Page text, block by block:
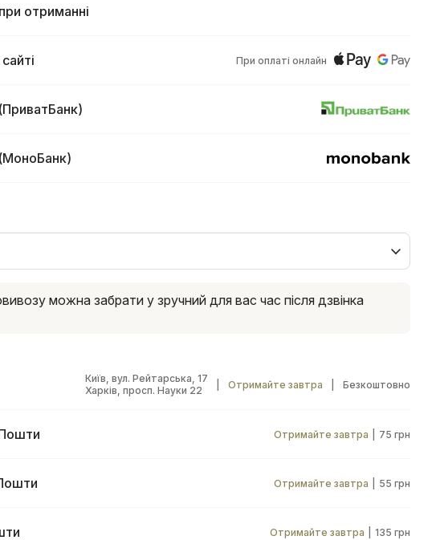
отриманні
При оплаті онлайн
можна забрати у зручний для вас час після дзвінка
Київ, вул. Рейтарська, 17
Харків, просп. Науки 22
Отримайте завтра Безкоштовно
Отримайте завтра 75 грн
Отримайте завтра 55 грн
Отримайте завтра 135 грн